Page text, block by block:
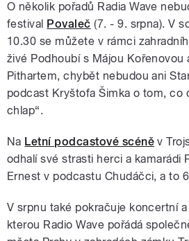
O několik pořadů Radia Wave
festival Povaleč (7. - 9. srpna). V
10.30 se můžete v rámci
živé Podhoubí s Májou Kořenovou
Pithartem, chybět nebudou ani
podcast Kryštofa Šimka o tom, co
chlap“.
Na Letní podcastové scéně v
odhalí své strasti herci a kamarádi
Ernest v podcastu Chudáčci, a to
V srpnu také pokračuje koncertní
kterou Radio Wave pořádá